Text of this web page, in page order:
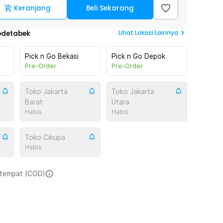
Keranjang Beli Sekarang
Lihat Lokasi Lainnya
Pick n Go Bekasi
Pre-Order
Pick n Go Depok
Pre-Order
Toko Jakarta
Barat
Habis
Toko Jakarta
Utara
Habis
Toko Cikupa
Habis
(COD)